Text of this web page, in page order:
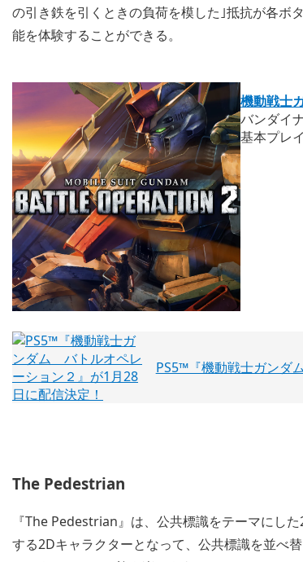
の引き鉄を引くときの負荷を模した｣抵抗が各
能を体験することができる。
機動戦士
バンダイ
基本プレ
PS5™『機動戦士ガンダ
The Pedestrian
『The Pedestrian』は、公共標識をテーマにし
する2Dキャラクターとなって、公共標識を並べ